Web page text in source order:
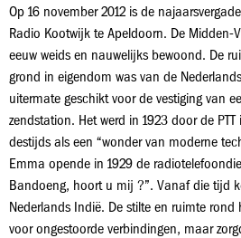
Op 16 november 2012 is de
Radio Kootwijk te Apeldoorn. De Midden-
eeuw weids en nauwelijks bewoond. De
grond in eigendom was van de
uitermate geschikt voor de vestiging van
zendstation. Het werd in 1923 door de
destijds als een “wonder van moderne
Emma opende in 1929 de
Bandoeng, hoort u mij ?”. Vanaf die tijd
Nederlands Indië. De stilte en ruimte
voor ongestoorde verbindingen, maar